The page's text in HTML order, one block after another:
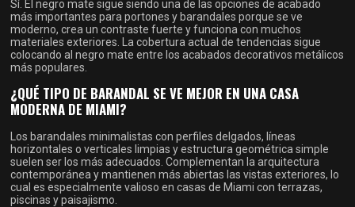
Sí. El negro mate sigue siendo una de las opciones de acabado
más importantes para portones y barandales porque se ve
moderno, crea un contraste fuerte y funciona con muchos
materiales exteriores. La cobertura actual de tendencias sigue
colocando al negro mate entre los acabados decorativos metálicos
más populares.
¿QUÉ TIPO DE BARANDAL SE VE MEJOR EN UNA CASA
MODERNA DE MIAMI?
Los barandales minimalistas con perfiles delgados, líneas
horizontales o verticales limpias y estructura geométrica simple
suelen ser los más adecuados. Complementan la arquitectura
contemporánea y mantienen más abiertas las vistas exteriores, lo
cual es especialmente valioso en casas de Miami con terrazas,
piscinas y paisajismo.